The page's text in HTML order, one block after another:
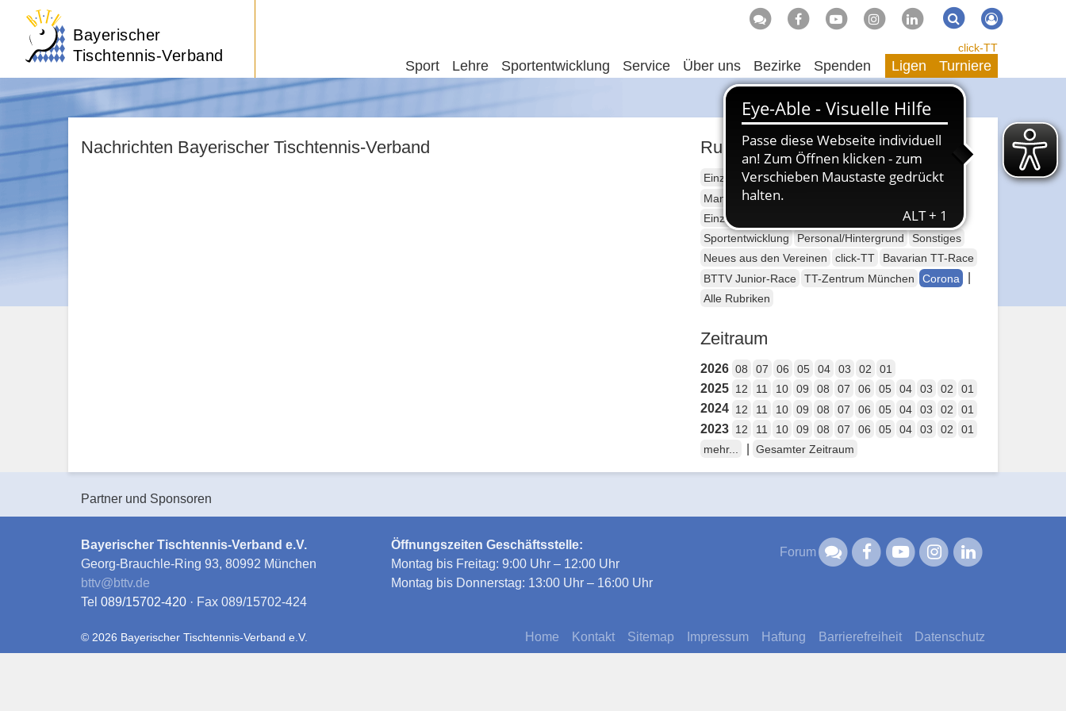
Bayerischer
Tischtennis-Verband
Suche Suchen
Sport Lehre Sportentwicklung Service Über uns Bezirke Spenden
click-TT
Ligen Turniere
Nachrichten Bayerischer Tischtennis-Verband Rubriken
Einzelsport Erwachsene
Mannschaftssport Erwachsene
Einzelsport Jugend
Mannschaftssport Jugend
Sportentwicklung
Personal/Hintergrund
Sonstiges
Neues aus den Vereinen
click-TT
Bavarian TT-Race
BTTV Junior-Race
TT-Zentrum München Corona
Alle Rubriken
Zeitraum
2026 08 07 06 05 04 03 02 01
2025 12 11 10 09 08 07 06 05 04 03 02 01
2024 12 11 10 09 08 07 06 05 04 03 02 01
2023 12 11 10 09 08 07 06 05 04 03 02
01
mehr...
Gesamter Zeitraum
Partner und Sponsoren
Bayerischer Tischtennis-Verband e.V.
Georg-Brauchle-Ring 93, 80992 München
bttv@bttv.de
Tel 089/15702-420 · Fax 089/15702-424
Öffnungszeiten Geschäftsstelle:
Montag bis Freitag: 9:00 Uhr – 12:00 Uhr
Montag bis Donnerstag: 13:00 Uhr – 16:00 Uhr
Forum
Home Kontakt Sitemap Impressum Haftung Barrierefreiheit Datenschutz
© 2026 Bayerischer Tischtennis-Verband e.V.